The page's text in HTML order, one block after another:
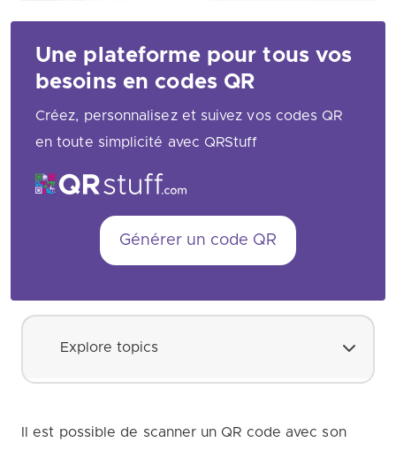
Une plateforme pour tous vos
besoins en codes QR
Créez, personnalisez et suivez vos codes QR
en toute simplicité avec QRStuff
Générer un code QR
Explore topics
Il est possible de scanner un QR code avec son